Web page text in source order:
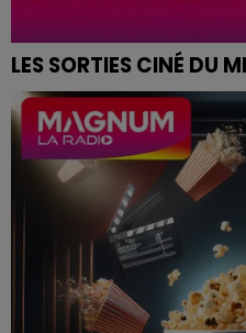
LES SORTIES CINÉ DU
SORTIES CINÉ DU